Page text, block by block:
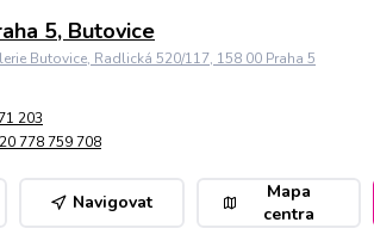
5, Butovice
Butovice, Radlická 520/117, 158 00 Praha 5
203
778 759 708
Navigovat
Mapa
centra